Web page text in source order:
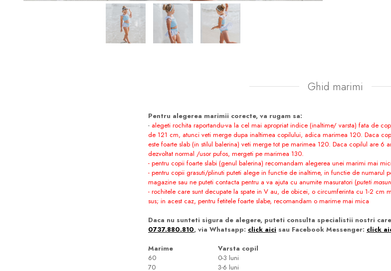
Ghid marimi
Pentru alegerea marimii corecte, va rugam sa:
- alegeti rochita raportandu-va la cel mai apropriat indice (inaltime/ varsta) fata de
de 121 cm, atunci veti merge dupa inaltimea copilului, adica marimea 120. Daca
este foarte slab (in stilul balerina) veti merge tot pe marimea 120. Daca copilul are 6
dezvoltat normal /usor pufos, mergeti pe marimea 130.
- pentru copii foarte slabi (genul balerina) recomandam alegerea unei marimi mai
- pentru copii grasuti/plinuti puteti alege in functie de inaltime, in functie de numarul
magazine sau ne puteti contacta pentru a va ajuta cu anumite masuratori (puteti
- rochitele care sunt decupate la spate in V au, de obicei, o circumferinta cu 1-2 cm
sus; in acest caz, pentru fetitele foarte slabe, recomandam o marime mai mica
Daca nu sunteti sigura de alegere, puteti consulta specialistii nostri
0737.880.810, via Whatsapp: click aici sau Facebook Messenger: click
Marime
Varsta copil
60
0-3 luni
70
3-6 luni